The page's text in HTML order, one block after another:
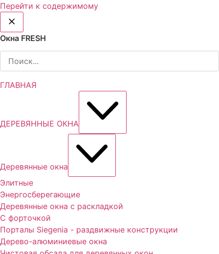
Перейти к содержимому
Окна FRESH
ГЛАВНАЯ
ДЕРЕВЯННЫЕ ОКНА
Деревянные окна
Элитные
Энергосберегающие
Деревянные окна с раскладкой
С форточкой
Порталы Siegenia - раздвижные конструкции
Дерево-алюминиевые окна